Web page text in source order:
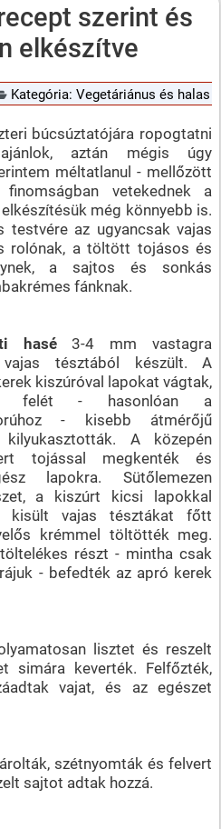
szerint és
elkészítve
Kategória:Vegetáriánus és halas
búcsúztatójára ropogtatni
aztán mégis úgy
méltatlanul - mellőzött
vetekednek a
még könnyebb is.
testvére az ugyancsak vajas
rolónak, a töltött tojásos és
a sajtos és sonkás
fánknak.
hasé3-4 mm vastagra
tésztából készült. A
kiszúróval lapokat vágtak,
felét - hasonlóan a
- kisebb átmérőjű
kilyukasztották. A közepén
tojással megkenték és
lapokra. Sütőlemezen
a kiszúrt kicsi lapokkal
kisült vajas tésztákat főtt
krémmel töltötték meg.
részt - mintha csak
- befedték az apró kerek
lisztet és reszelt
simára keverték. Felfőzték,
vajat, és az egészet
szétnyomták és felvert
sajtot adtak hozzá.